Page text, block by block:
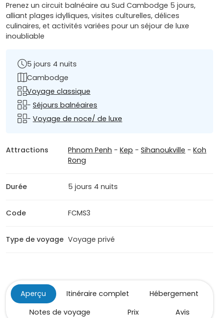
Prenez un circuit balnéaire au Sud Cambodge 5 jours,
alliant plages idylliques, visites culturelles, délices
culinaires, et activités variées pour un séjour de luxe
inoubliable
5 jours 4 nuits
Cambodge
Voyage classique
- Séjours balnéaires
- Voyage de noce/ de luxe
Attractions Phnom Penh -Kep -Sihanoukville -Koh
Rong
Durée 5 jours 4 nuits
Code FCMS3
Type de voyage Voyage privé
Aperçu Itinéraire complet
Hébergement
Notes de voyage
Prix Avis